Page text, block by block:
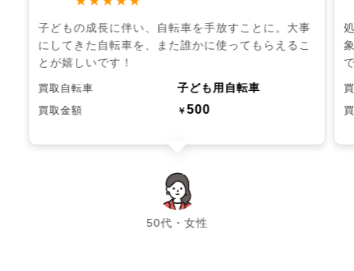
子どもの成長に伴い、自転車を手放すことに。大事
にしてきた自転車を、また誰かに使ってもらえるこ
とが嬉しいです！
買取自転車 子ども用自転車
買取金額 ￥500
50代・女性
chevron_left chevron_right